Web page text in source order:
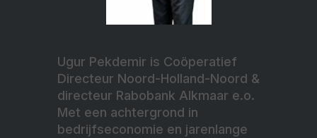
Ugur Pekdemir is Coöperatief
Directeur Noord-Holland-Noord &
directeur Rabobank Alkmaar e.o.
Met een achtergrond in
bedrijfseconomie en jarenlange